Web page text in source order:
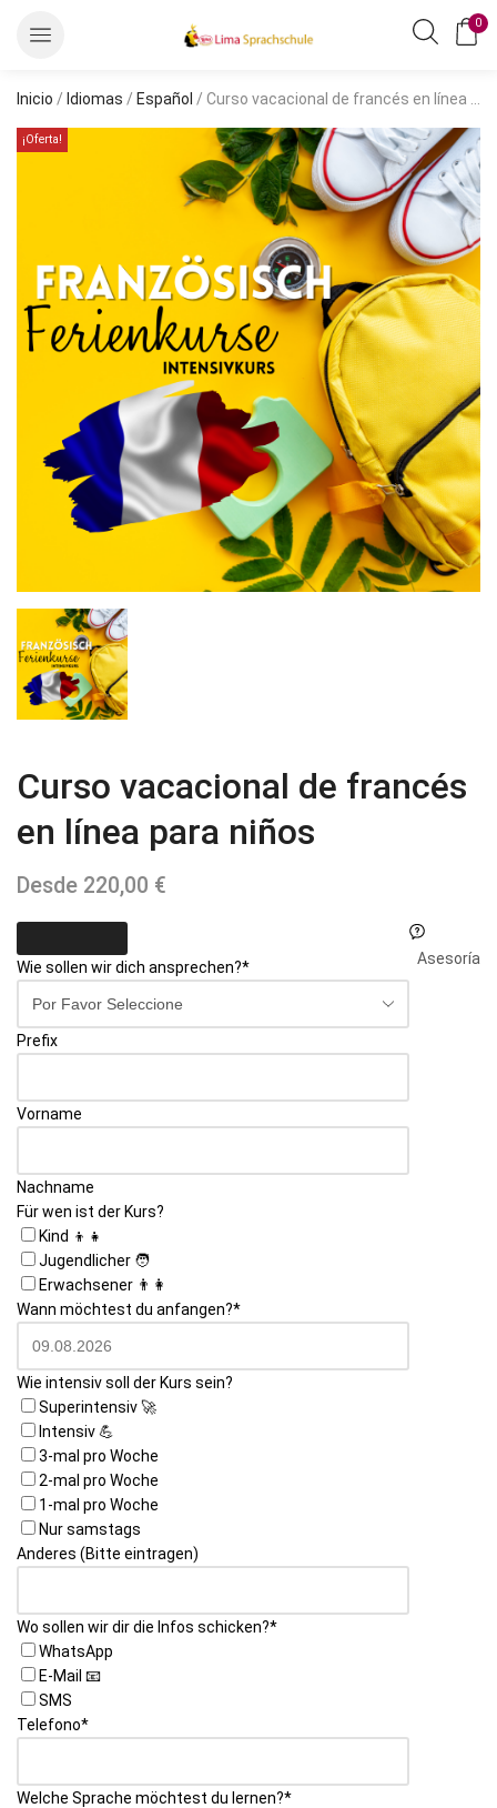
0
Inicio / Idiomas / Español / Curso vacacional de francés en línea para niños
¡Oferta!
Curso vacacional de francés
en línea para niños
Desde 220,00 €
Wie sollen wir dich ansprechen?*
Prefix
Vorname
Nachname
Für wen ist der Kurs?
Kind 👦👧
Jugendlicher 🧑
Erwachsener 👨👩
Wann möchtest du anfangen?*
Wie intensiv soll der Kurs sein?
Superintensiv 🚀
Intensiv 💪
3-mal pro Woche
2-mal pro Woche
1-mal pro Woche
Nur samstags
Anderes (Bitte eintragen)
Wo sollen wir dir die Infos schicken?*
WhatsApp
E-Mail 📧
SMS
Telefono*
Welche Sprache möchtest du lernen?*
Asesoría